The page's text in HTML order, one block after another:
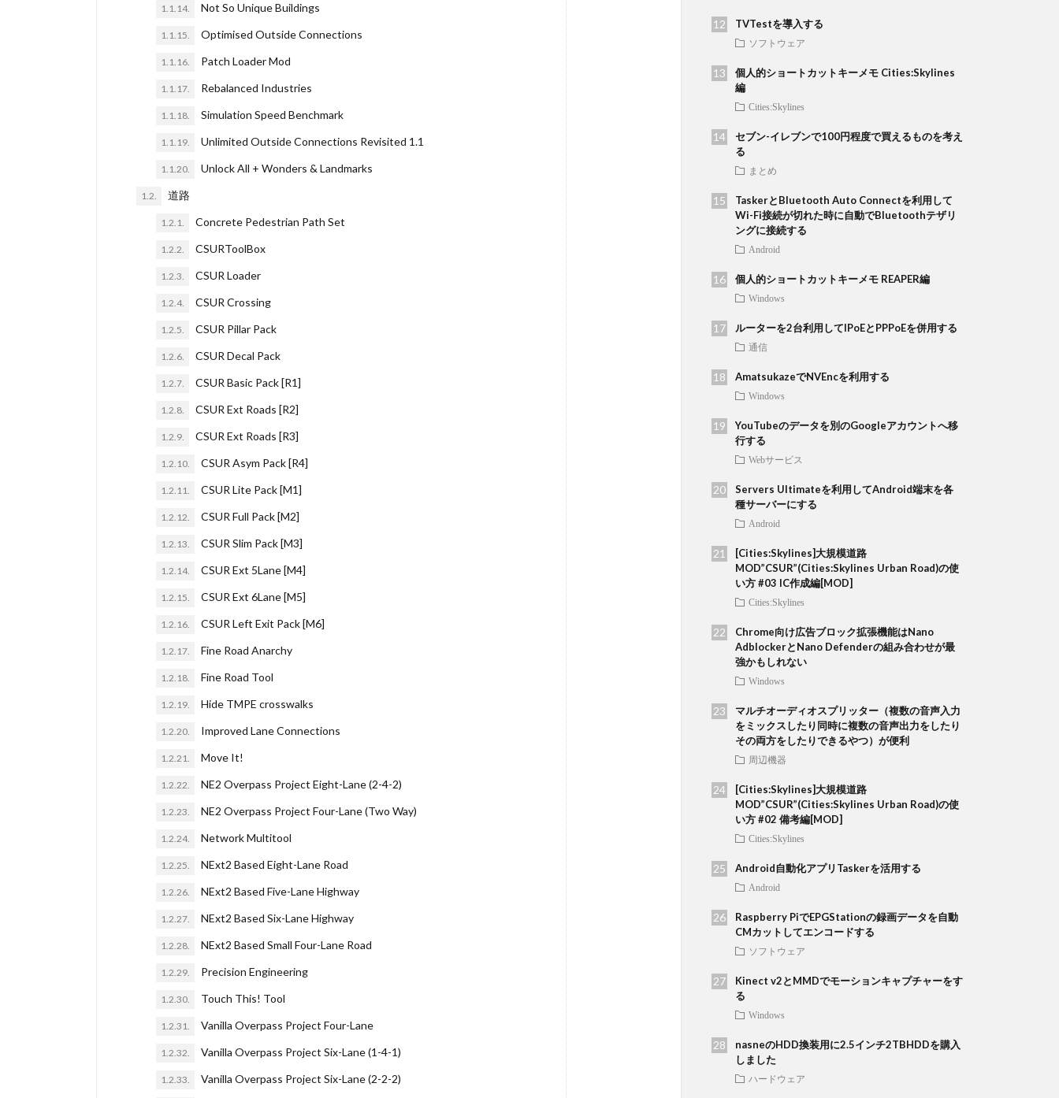
1.1.14. Not So Unique Buildings
1.1.15. Optimised Outside Connections
1.1.16. Patch Loader Mod
1.1.17. Rebalanced Industries
1.1.18. Simulation Speed Benchmark
1.1.19. Unlimited Outside Connections Revisited 1.1
1.1.20. Unlock All + Wonders & Landmarks
1.2. 道路
1.2.1. Concrete Pedestrian Path Set
1.2.2. CSURToolBox
1.2.3. CSUR Loader
1.2.4. CSUR Crossing
1.2.5. CSUR Pillar Pack
1.2.6. CSUR Decal Pack
1.2.7. CSUR Basic Pack [R1]
1.2.8. CSUR Ext Roads [R2]
1.2.9. CSUR Ext Roads [R3]
1.2.10. CSUR Asym Pack [R4]
1.2.11. CSUR Lite Pack [M1]
1.2.12. CSUR Full Pack [M2]
1.2.13. CSUR Slim Pack [M3]
1.2.14. CSUR Ext 5Lane [M4]
1.2.15. CSUR Ext 6Lane [M5]
1.2.16. CSUR Left Exit Pack [M6]
1.2.17. Fine Road Anarchy
1.2.18. Fine Road Tool
1.2.19. Hide TMPE crosswalks
1.2.20. Improved Lane Connections
1.2.21. Move It!
1.2.22. NE2 Overpass Project Eight-Lane (2-4-2)
1.2.23. NE2 Overpass Project Four-Lane (Two Way)
1.2.24. Network Multitool
1.2.25. NExt2 Based Eight-Lane Road
1.2.26. NExt2 Based Five-Lane Highway
1.2.27. NExt2 Based Six-Lane Highway
1.2.28. NExt2 Based Small Four-Lane Road
1.2.29. Precision Engineering
1.2.30. Touch This! Tool
1.2.31. Vanilla Overpass Project Four-Lane
1.2.32. Vanilla Overpass Project Six-Lane (1-4-1)
1.2.33. Vanilla Overpass Project Six-Lane (2-2-2)
TVTestを導入する
ソフトウェア
個人的ショートカットキーメモ Cities:Skylines
編
Cities:Skylines
セブン-イレブンで100円程度で買えるものを考え
る
まとめ
TaskerとBluetooth Auto Connectを利用して
Wi-Fi接続が切れた時に自動でBluetoothテザリ
ングに接続する
Android
個人的ショートカットキーメモ REAPER編
Windows
ルーターを2台利用してIPoEとPPPoEを併用する
通信
AmatsukazeでNVEncを利用する
Windows
YouTubeのデータを別のGoogleアカウントへ移
行する
Webサービス
Servers Ultimateを利用してAndroid端末を各
種サーバーにする
Android
[Cities:Skylines]大規模道路
MOD”CSUR”(Cities:Skylines Urban Road)の使
い方 #03 IC作成編[MOD]
Cities:Skylines
Chrome向け広告ブロック拡張機能はNano
AdblockerとNano Defenderの組み合わせが最
強かもしれない
Windows
マルチオーディオスプリッター（複数の音声入力
をミックスしたり同時に複数の音声出力をしたり
その両方をしたりできるやつ）が便利
周辺機器
[Cities:Skylines]大規模道路
MOD”CSUR”(Cities:Skylines Urban Road)の使
い方 #02 備考編[MOD]
Cities:Skylines
Android自動化アプリTaskerを活用する
Android
Raspberry PiでEPGStationの録画データを自動
CMカットしてエンコードする
ソフトウェア
Kinect v2とMMDでモーションキャプチャーをす
る
Windows
nasneのHDD換装用に2.5インチ2TBHDDを購入
しました
ハードウェア